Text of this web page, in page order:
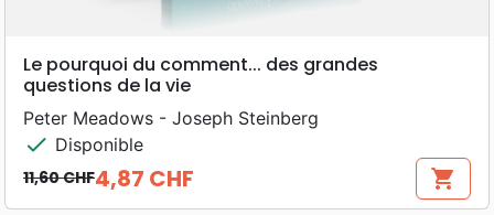
Le pourquoi du comment... des grandes
questions de la vie
Peter Meadows - Joseph Steinberg
check Disponible
Prix de base
11,60 CHF
Prix 4,87 CHF shopping_cart